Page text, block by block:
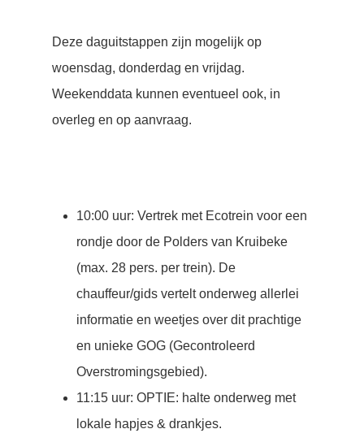
Deze daguitstappen zijn mogelijk op
woensdag, donderdag en vrijdag.
Weekenddata kunnen eventueel ook, in
overleg en op aanvraag.
10:00 uur: Vertrek met Ecotrein voor een
rondje door de Polders van Kruibeke
(max. 28 pers. per trein). De
chauffeur/gids vertelt onderweg allerlei
informatie en weetjes over dit prachtige
en unieke GOG (Gecontroleerd
Overstromingsgebied).
11:15 uur: OPTIE: halte onderweg met
lokale hapjes & drankjes.